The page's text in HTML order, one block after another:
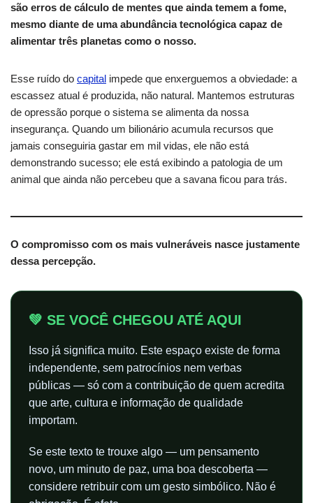
são erros de cálculo de mentes que ainda temem a fome,
mesmo diante de uma abundância tecnológica capaz de
alimentar três planetas como o nosso.
Esse ruído do capital impede que enxerguemos a obviedade: a
escassez atual é produzida, não natural. Mantemos estruturas
de opressão porque o sistema se alimenta da nossa
insegurança. Quando um bilionário acumula recursos que
jamais conseguiria gastar em mil vidas, ele não está
demonstrando sucesso; ele está exibindo a patologia de um
animal que ainda não percebeu que a savana ficou para trás.
O compromisso com os mais vulneráveis nasce justamente
dessa percepção.
💚 SE VOCÊ CHEGOU ATÉ AQUI
Isso já significa muito. Este espaço existe de forma
independente, sem patrocínios nem verbas
públicas — só com a contribuição de quem acredita
que arte, cultura e informação de qualidade
importam.
Se este texto te trouxe algo — um pensamento
novo, um minuto de paz, uma boa descoberta —
considere retribuir com um gesto simbólico. Não é